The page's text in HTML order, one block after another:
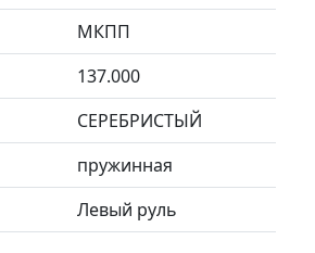
МКПП
137.000
СЕРЕБРИСТЫЙ
пружинная
Левый руль